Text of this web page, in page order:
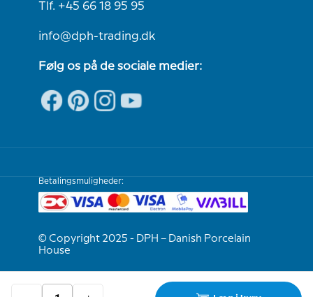
Tlf. +45 66 18 95 95
info@dph-trading.dk
Følg os på de sociale medier:
Betalingsmuligheder:
© Copyright 2025 - DPH – Danish Porcelain
House